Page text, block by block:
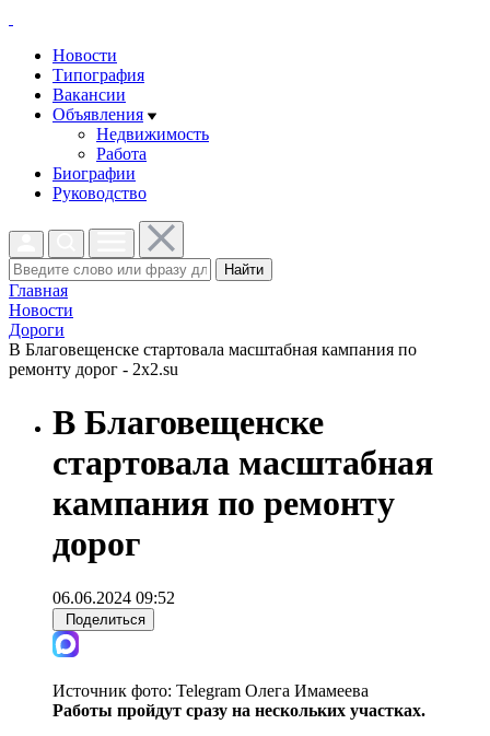
Новости
Типография
Вакансии
Объявления
Недвижимость
Работа
Биографии
Руководство
Найти
Главная
Новости
Дороги
В Благовещенске стартовала масштабная кампания по
ремонту дорог - 2x2.su
В Благовещенске
стартовала масштабная
кампания по ремонту
дорог
06.06.2024 09:52
Поделиться
Источник фото: Telegram Олега Имамеева
Работы пройдут сразу на нескольких участках.